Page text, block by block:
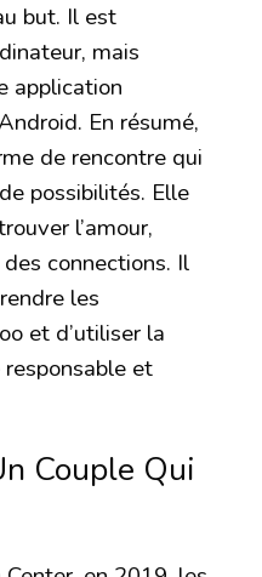
but. Il est
mais
application
En résumé,
de rencontre qui
possibilités. Elle
l’amour,
connections. Il
les
et d’utiliser la
et
Couple Qui